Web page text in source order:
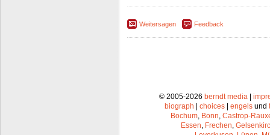
Weitersagen Feedback
© 2005-2026 berndt media|
biograph | choices | engels und
Bochum, Bonn, Castrop-
Essen, Frechen,